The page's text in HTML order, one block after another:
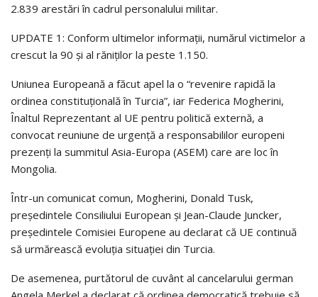
2.839 arestări în cadrul personalului militar.
UPDATE 1: Conform ultimelor informaţii, numărul victimelor a
crescut la 90 şi al răniţilor la peste 1.150.
Uniunea Europeană a făcut apel la o “revenire rapidă la
ordinea constituţională în Turcia”, iar Federica Mogherini,
Înaltul Reprezentant al UE pentru politică externă, a
convocat reuniune de urgenţă a responsabililor europeni
prezenţi la summitul Asia-Europa (ASEM) care are loc în
Mongolia.
Într-un comunicat comun, Mogherini, Donald Tusk,
preşedintele Consiliului European şi Jean-Claude Juncker,
preşedintele Comisiei Europene au declarat că UE continuă
să urmărească evoluţia situaţiei din Turcia.
De asemenea, purtătorul de cuvânt al cancelarului german